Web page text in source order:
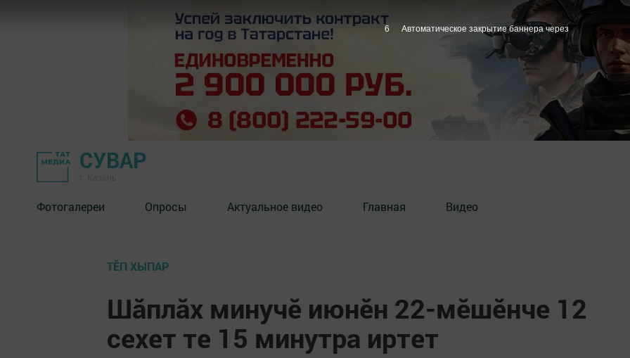
СУВАР
Фотогалереи Опросы Актуальное видео Главная Видео
ТӖП ХЫПАР
Шăплăх минучӗ июнӗн 22-мӗшӗнче 12
сехет те 15 минутра иртет
5 Автоматическое закрытие баннера через